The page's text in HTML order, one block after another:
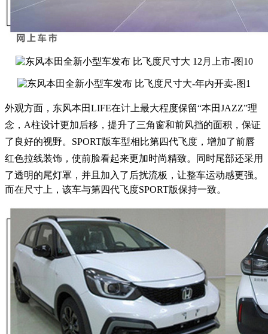
外观方面，东风本田LIFE在计上最大程度保留“本田JAZZ”理
念，A柱设计更加后移，提升了三角窗和前风挡的面积 ，保证
了良好的视野。SPORT版车型相比第四代飞度 ，增加了前唇
红色拉线装饰，使前脸看起来更加时尚精致。
同时尾部还采用
了透明的尾灯罩，并且加入了 后扰流板，让整车运动感更强。
而在尺寸上，该车与第四代飞度SPORT版保持一致。